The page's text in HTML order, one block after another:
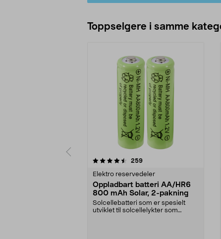
Toppselgere i samme
259anmeldelser
Elektro reservedeler
Oppladbart batteri AA/HR6
800 mAh Solar, 2-pakning
Solcellebatteri som er spesielt
utviklet til solcellelykter som
4.5 av 5 stjerner